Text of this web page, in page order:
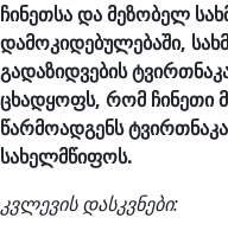
ჩინეთსა და მეზობელ
დამოკიდებულებაში,
გადაზიდვების
ცხადყოფს, რომ ჩინეთი
წარმოადგენს
სახელმწიფოს.
კვლევის დასკვნები: